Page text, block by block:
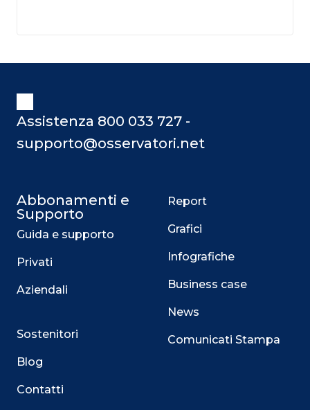
Assistenza 800 033 727 -
supporto@osservatori.net
Abbonamenti e
Supporto
Guida e supporto
Privati
Aziendali
Sostenitori
Blog
Contatti
Report
Grafici
Infografiche
Business case
News
Comunicati Stampa